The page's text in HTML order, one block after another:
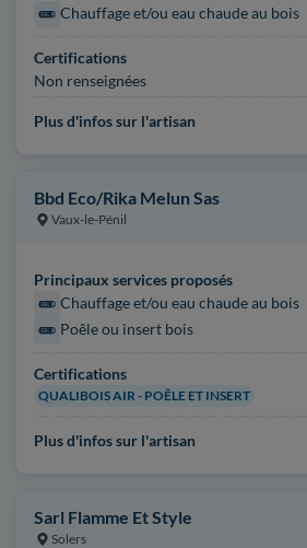
Chauffage et/ou eau chaude au bois
Certifications
Non renseignées
Plus d'infos sur l'artisan
Bbd Eco/Rika Melun Sas
Vaux-le-Pénil
Principaux services proposés
Chauffage et/ou eau chaude au bois
Poêle ou insert bois
Certifications
QUALIBOIS AIR - POÊLE ET INSERT
Plus d'infos sur l'artisan
Sarl Flamme Et Style
Solers